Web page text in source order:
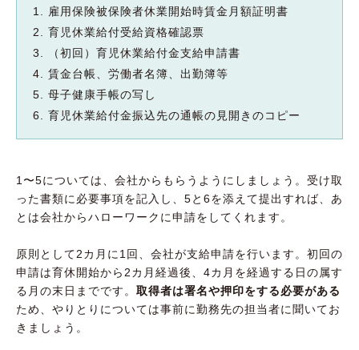
雇用保険被保険者休業開始時賃金月額証明書
育児休業給付受給資格確認票
（初回）育児休業給付金支給申請書
賃金台帳、労働者名簿、出勤簿等
母子健康手帳の写し
育児休業給付金振込先の通帳の見開きのコピー
1〜5については、会社からもらうようにしましょう。受け取
った書類に必要事項を記入し、5と6を添えて提出すれば、あ
とは会社からハローワークに申請をしてくれます。
原則として2カ月に1回、会社が支給申請を行います。初回の
申請は育休開始から2カ月経過後、4カ月を経過する日の属す
る月の末日までです。 取得者は署名や押印をする必要がある
ため、やりとりについては事前に勤務先の担当者に聞いてお
きましょう。